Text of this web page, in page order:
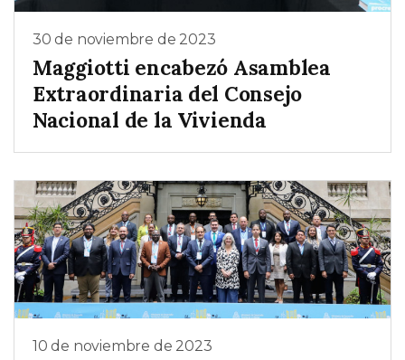
30 de noviembre de 2023
Maggiotti encabezó Asamblea
Extraordinaria del Consejo
Nacional de la Vivienda
10 de noviembre de 2023